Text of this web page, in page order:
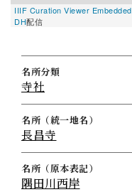
IIIF Curation Viewer Embedded
DH配信
名所分類
寺社
名所（統一地名）
長昌寺
名所（原本表記）
隅田川西岸